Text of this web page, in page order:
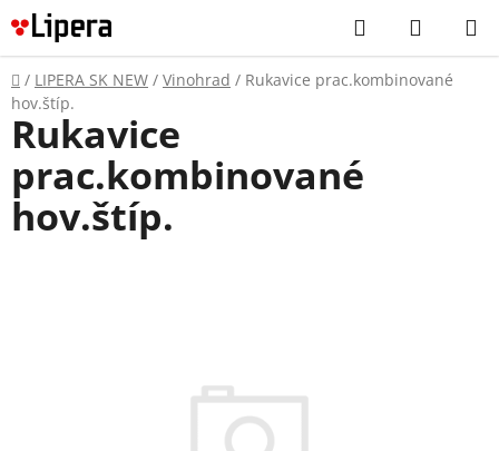
Prejsť
na
obsah
Hľadať
KOŠÍK
Domov
/ LIPERA SK NEW / Vinohrad / Rukavice prac.kombinované
hov.štíp.
Rukavice
prac.kombinované
hov.štíp.